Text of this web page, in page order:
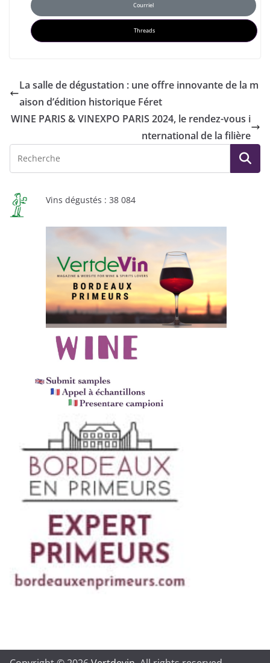
Courriel
Threads
La salle de dégustation : une offre innovante de la m
aison d’édition historique Féret
WINE PARIS & VINEXPO PARIS 2024, le rendez-vous i
nternational de la filière
Vins dégustés : 38 084